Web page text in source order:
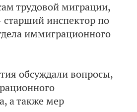
трудовой миграции,
инспектор по
иммиграционного
обсуждали вопросы,
а также мер